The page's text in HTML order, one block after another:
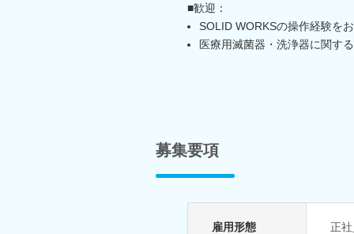
■歓迎：
SOLID WORKSの操作経験を
医療用滅菌器・洗浄器に関す
募集要項
雇用形態 正